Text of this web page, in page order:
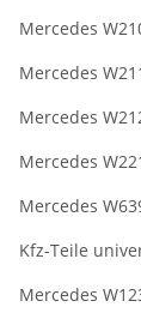
Mercedes
Mercedes
Mercedes
Mercedes
Mercedes
Kfz-Teile
Mercedes